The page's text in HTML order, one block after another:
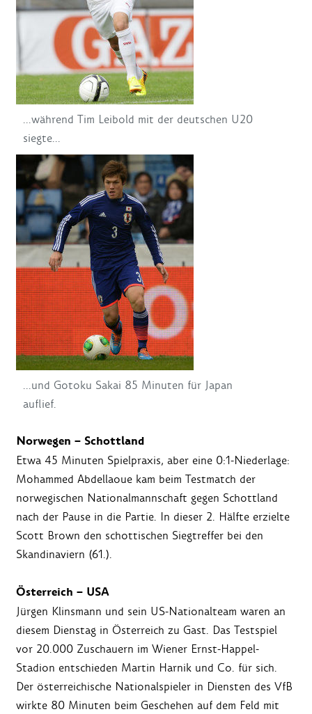
...während Tim Leibold mit der deutschen U20
siegte...
...und Gotoku Sakai 85 Minuten für Japan
auflief.
Norwegen – Schottland
Etwa 45 Minuten Spielpraxis, aber eine 0:1-Niederlage:
Mohammed Abdellaoue kam beim Testmatch der
norwegischen Nationalmannschaft gegen Schottland
nach der Pause in die Partie. In dieser 2. Hälfte erzielte
Scott Brown den schottischen Siegtreffer bei den
Skandinaviern (61.).
Österreich – USA
Jürgen Klinsmann und sein US-Nationalteam waren an
diesem Dienstag in Österreich zu Gast. Das Testspiel
vor 20.000 Zuschauern im Wiener Ernst-Happel-
Stadion entschieden Martin Harnik und Co. für sich.
Der österreichische Nationalspieler in Diensten des VfB
wirkte 80 Minuten beim Geschehen auf dem Feld mit